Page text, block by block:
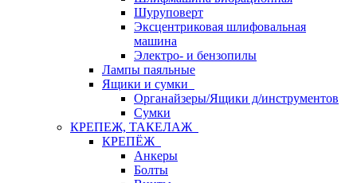
Шуруповерт
Эксцентриковая шлифовальная
машина
Электро- и бензопилы
Лампы паяльные
Ящики и сумки
Органайзеры/Ящики д/инструментов
Сумки
КРЕПЕЖ, ТАКЕЛАЖ
КРЕПЁЖ
Анкеры
Болты